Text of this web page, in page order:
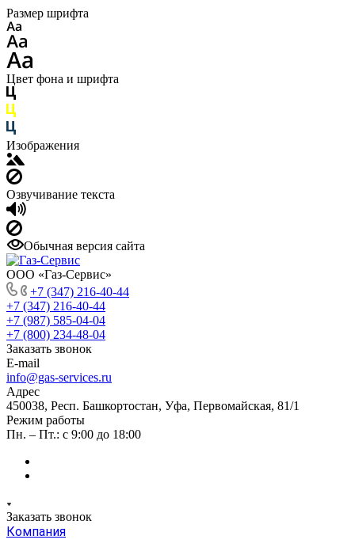
Размер шрифта
Цвет фона и шрифта
Изображения
Озвучивание текста
Обычная версия сайта
ООО «Газ-Сервис»
+7 (347) 216-40-44
+7 (347) 216-40-44
+7 (987) 585-04-04
+7 (800) 234-48-04
Заказать звонок
E-mail
info@gas-services.ru
Адрес
450038, Респ. Башкортостан, Уфа, Первомайская, 81/1
Режим работы
Пн. – Пт.: с 9:00 до 18:00
Заказать звонок
Компания